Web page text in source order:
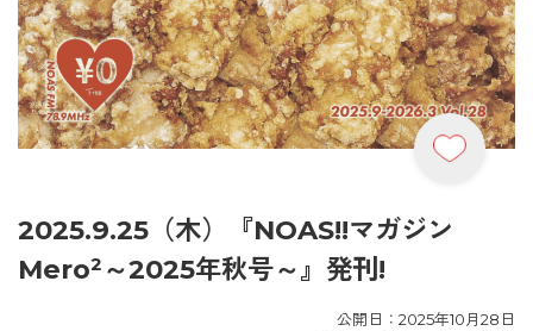
2025.9.25（木）『NOAS!!マガジン
Mero²～2025年秋号～』発刊!
公開日：2025年10月28日